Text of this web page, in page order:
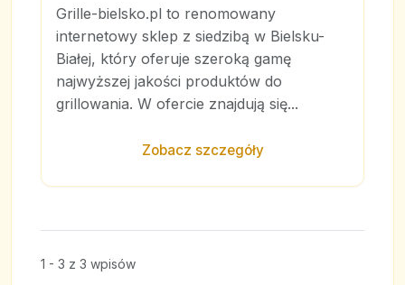
Grille-bielsko.pl to renomowany
internetowy sklep z siedzibą w Bielsku-
Białej, który oferuje szeroką gamę
najwyższej jakości produktów do
grillowania. W ofercie znajdują się...
Zobacz szczegóły
1 - 3 z 3 wpisów